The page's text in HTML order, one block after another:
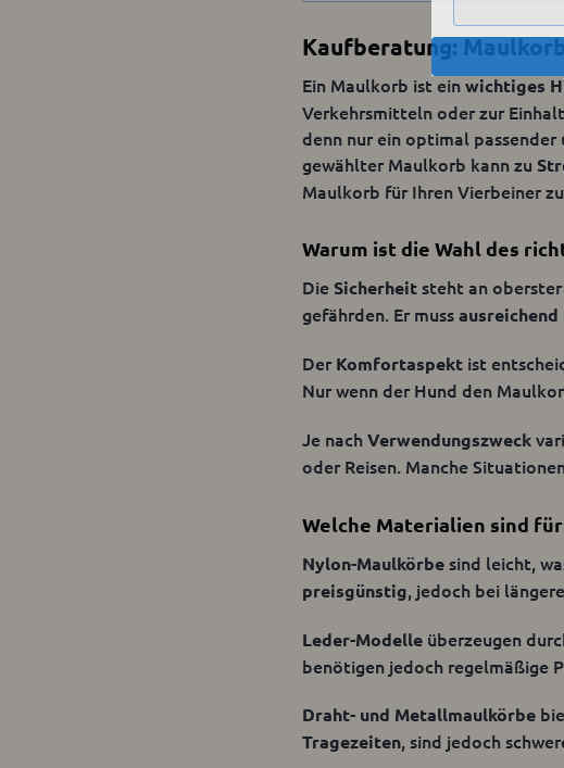
Einfache Handhabung
Sie können bei uns einen
leicht anlegen lässt. Der
sodass er sich nicht
sicheren Halt sorgen.
verarbeitet der Hersteller
Sie können den Maulkorb
Bevor Sie den Maulkorb
Sie immer darauf, dass
Kaufberatung:
Ein Maulkorb ist einwichtiges
Verkehrsmitteln oder zur
denn nur ein optimal
gewählter Maulkorb kann zu
Maulkorb für Ihren Vierbeiner
Warum ist die Wahl des
Die Sicherheit steht an
gefährden. Er mussausreichend
DerKomfortaspekt ist
Nur wenn der Hund den
Je nachVerwendungszweck
oder Reisen. Manche
Welche Materialien sind
Nylon-Maulkörbe sind leicht,
preisgünstig, jedoch bei
Leder-Modelle überzeugen
benötigen jedoch regelmäßige
Draht- und Metallmaulkörbe
Tragezeiten, sind jedoch